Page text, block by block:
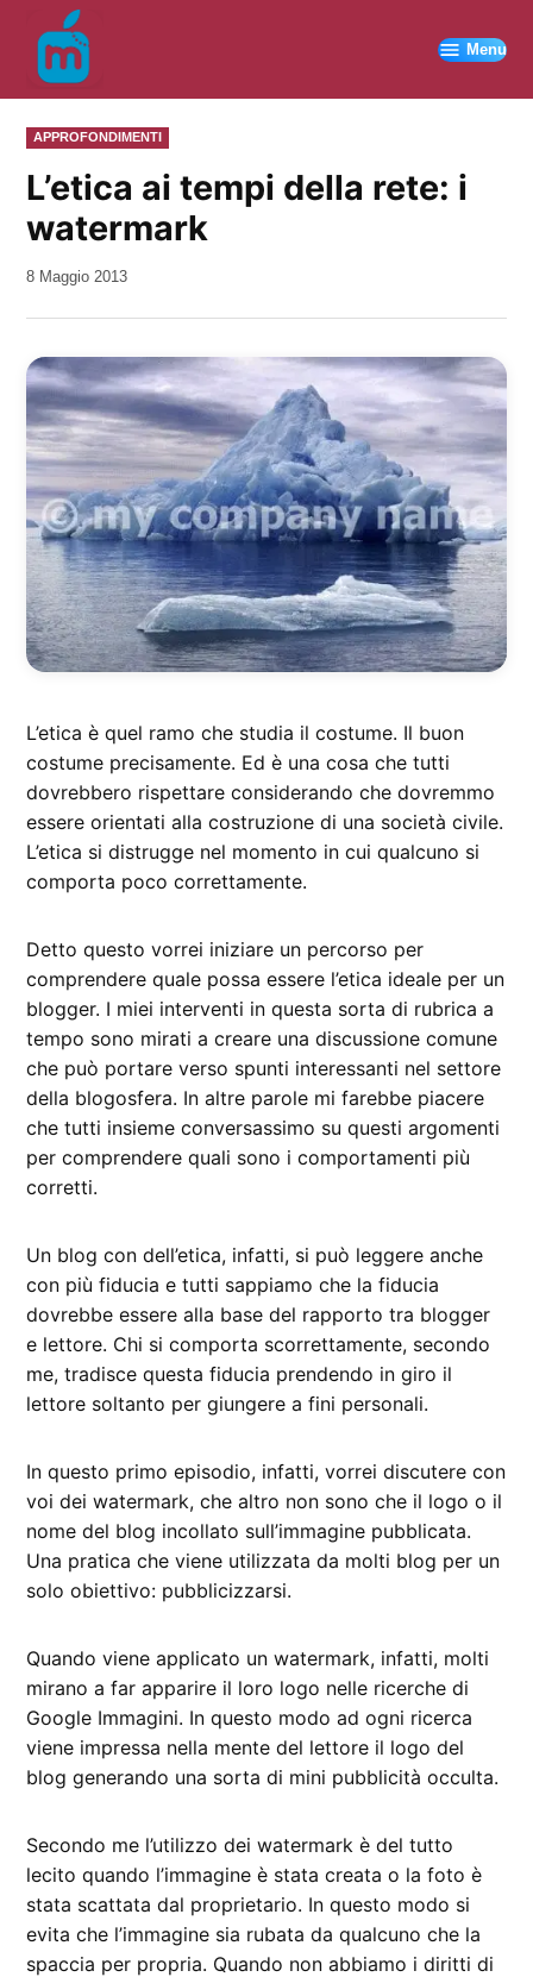
contenuto
Menu
PUBBLICATO
IN
APPROFONDIMENTI
L’etica ai tempi della rete: i
watermark
da
8 Maggio 2013
L’etica è quel ramo che studia il costume. Il buon
costume precisamente. Ed è una cosa che tutti
dovrebbero rispettare considerando che dovremmo
essere orientati alla costruzione di una società civile.
L’etica si distrugge nel momento in cui qualcuno si
comporta poco correttamente.
Detto questo vorrei iniziare un percorso per
comprendere quale possa essere l’etica ideale per un
blogger. I miei interventi in questa sorta di rubrica a
tempo sono mirati a creare una discussione comune
che può portare verso spunti interessanti nel settore
della blogosfera. In altre parole mi farebbe piacere
che tutti insieme conversassimo su questi argomenti
per comprendere quali sono i comportamenti più
corretti.
Un blog con dell’etica, infatti, si può leggere anche
con più fiducia e tutti sappiamo che la fiducia
dovrebbe essere alla base del rapporto tra blogger
e lettore. Chi si comporta scorrettamente, secondo
me, tradisce questa fiducia prendendo in giro il
lettore soltanto per giungere a fini personali.
In questo primo episodio, infatti, vorrei discutere con
voi dei watermark, che altro non sono che il logo o il
nome del blog incollato sull’immagine pubblicata.
Una pratica che viene utilizzata da molti blog per un
solo obiettivo: pubblicizzarsi.
Quando viene applicato un watermark, infatti, molti
mirano a far apparire il loro logo nelle ricerche di
Google Immagini. In questo modo ad ogni ricerca
viene impressa nella mente del lettore il logo del
blog generando una sorta di mini pubblicità occulta.
Secondo me l’utilizzo dei watermark è del tutto
lecito quando l’immagine è stata creata o la foto è
stata scattata dal proprietario. In questo modo si
evita che l’immagine sia rubata da qualcuno che la
spaccia per propria. Quando non abbiamo i diritti di